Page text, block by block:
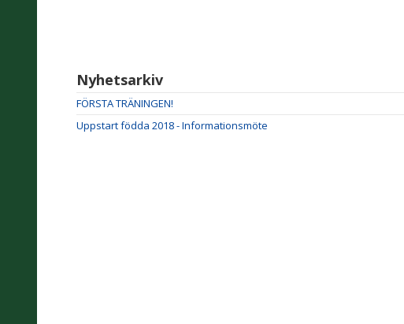
Nyhetsarkiv
FÖRSTA TRÄNINGEN!
Uppstart födda 2018 - Informationsmöte